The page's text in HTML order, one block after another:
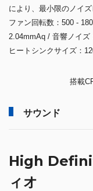
により、最小限のノイ
ファン回転数：500 -
2.04mmAq / 音響ノイ
ヒートシンクサイズ：
搭載
サウンド
High
ィオ